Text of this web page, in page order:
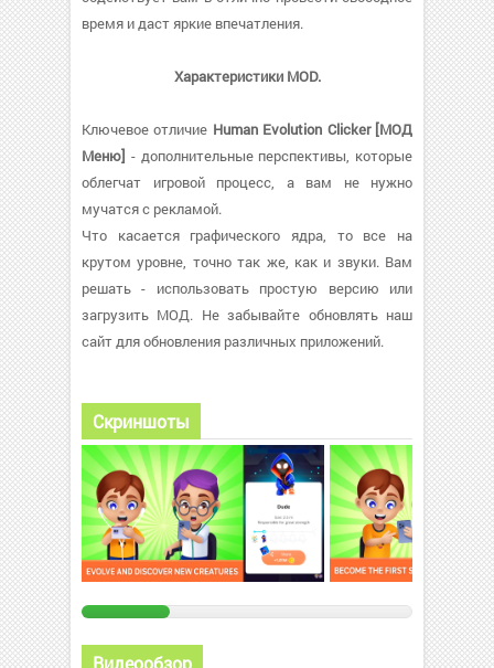
время и даст яркие впечатления.
Характеристики MOD.
Ключевое отличие Human Evolution Clicker [МОД
Меню] - дополнительные перспективы, которые
облегчат игровой процесс, а вам не нужно
мучатся с рекламой.
Что касается графического ядра, то все на
крутом уровне, точно так же, как и звуки. Вам
решать - использовать простую версию или
загрузить МОД. Не забывайте обновлять наш
сайт для обновления различных приложений.
Скриншоты
Видеообзор